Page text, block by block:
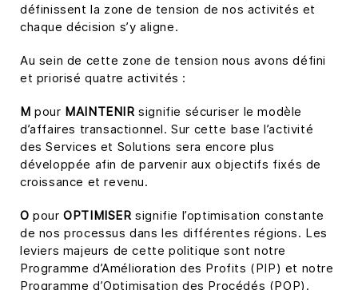
définissent la zone de tension de nos activités et
chaque décision s’y aligne.
Au sein de cette zone de tension nous avons défini
et priorisé quatre activités :
M pour MAINTENIR signifie sécuriser le modèle
d’affaires transactionnel. Sur cette base l’activité
des Services et Solutions sera encore plus
développée afin de parvenir aux objectifs fixés de
croissance et revenu.
OpourOPTIMISERsignifie l’optimisation constante
de nos processus dans les différentes régions. Les
leviers majeurs de cette politique sont notre
Programme d’Amélioration des Profits (PIP) et notre
Programme d’Optimisation des Procédés (POP).